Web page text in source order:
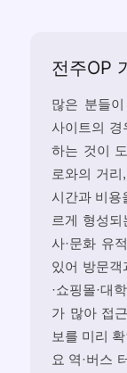
전주OP
많은 분들
사이트의 경
하는 것이
로와의 거리
시간과 비용
르게 형성
사·문화 유
있어 방문객
·쇼핑몰·대
가 많아 접
보를 미리
요 역·버스